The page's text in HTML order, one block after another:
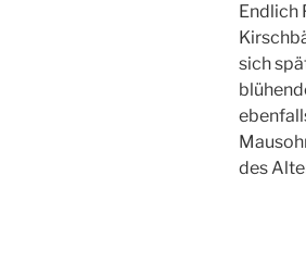
Endlich
sich
des